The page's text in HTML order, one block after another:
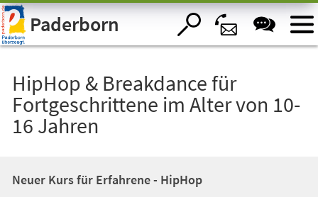
Visuelle
Assistenzsoftware
öffnen.Paderborn
HipHop & Breakdance für
Fortgeschrittene im Alter von 10-
16 Jahren
Neuer Kurs für Erfahrene - HipHop